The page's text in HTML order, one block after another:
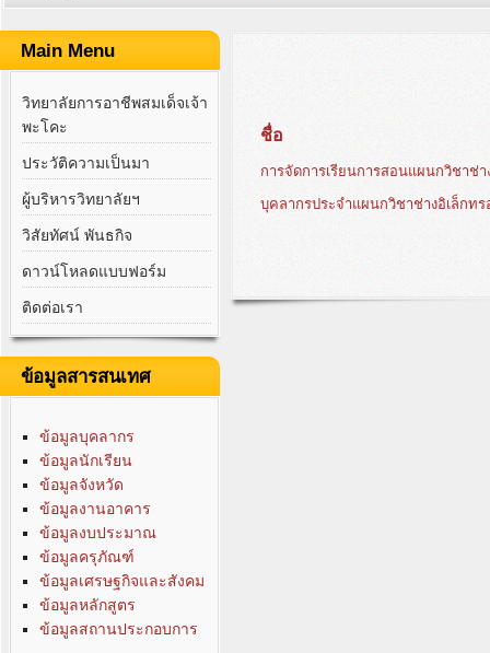
Main Menu
วิทยาลัยการอาชีพสมเด็จเจ้า
พะโคะ
ประวัติความเป็นมา
ผู้บริหารวิทยาลัยฯ
วิสัยทัศน์ พันธกิจ
ดาวน์โหลดแบบฟอร์ม
ติดต่อเรา
ข้อมูลสารสนเทศ
ข้อมูลบุคลากร
ข้อมูลนักเรียน
ข้อมูลจังหวัด
ข้อมูลงานอาคาร
ข้อมูลงบประมาณ
ข้อมูลครุภัณฑ์
ข้อมูลเศรษฐกิจและสังคม
ข้อมูลหลักสูตร
ข้อมูลสถานประกอบการ
ชื่อ
การจัดการเรียนการสอนแผนกวิชาช่
บุคลากรประจำแผนกวิชาช่างอิเล็กท